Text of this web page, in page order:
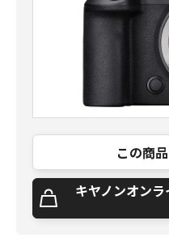
この商
キヤノンオン